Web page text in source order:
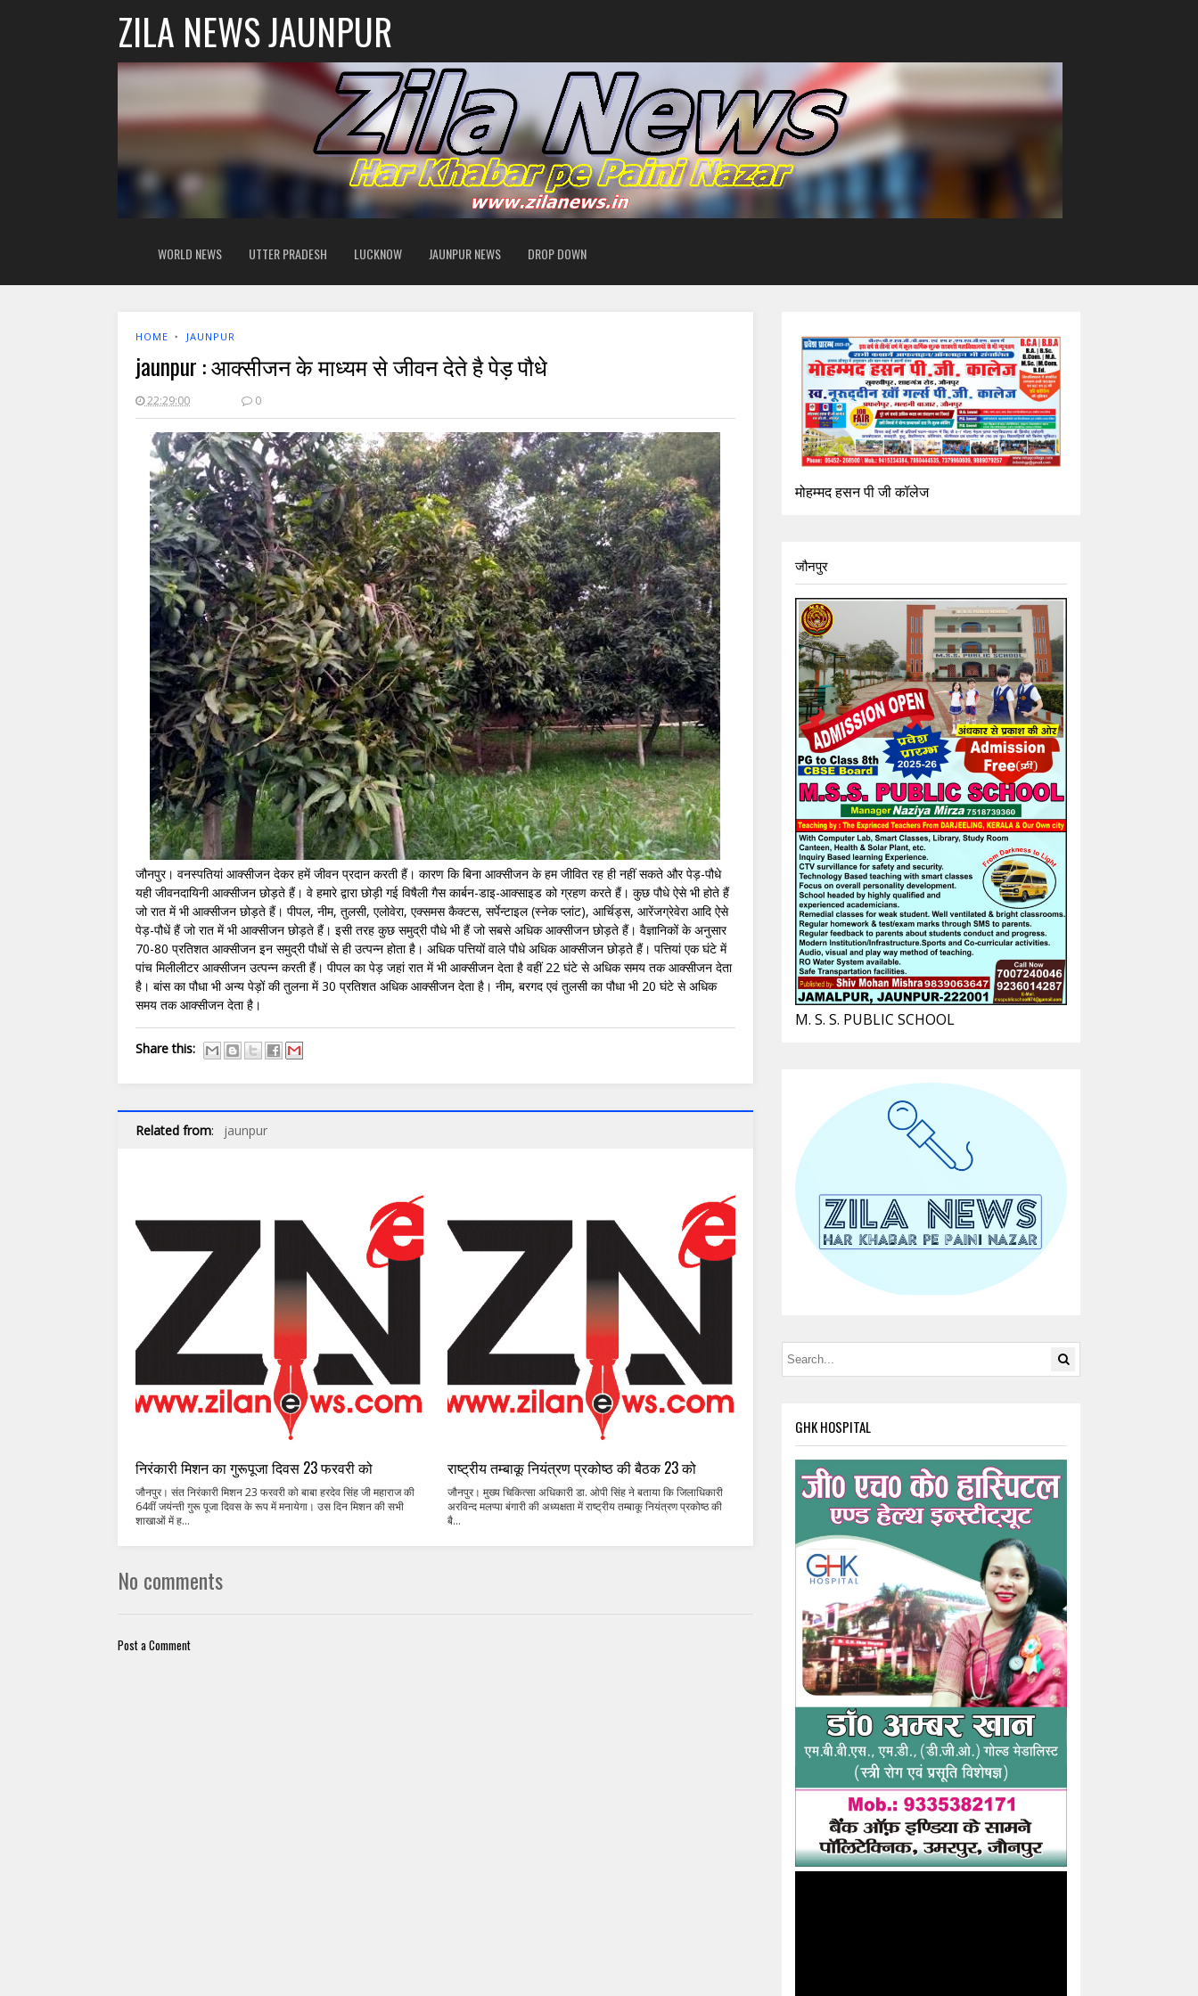
ZILA NEWS JAUNPUR
WORLD NEWS UTTER PRADESH LUCKNOW JAUNPUR NEWS DROP DOWN
HOME ‣ JAUNPUR
jaunpur : आक्सीजन के माध्यम से जीवन देते है पेड़ पौधे
22:29:00 0
जौनपुर। वनस्पतियां आक्सीजन देकर हमें जीवन प्रदान करती हैं। कारण कि बिना आक्सीजन के हम जीवित रह ही नहीं सकते और पेड़-पौधे
यही जीवनदायिनी आक्सीजन छोड़ते हैं। वे हमारे द्वारा छोड़ी गई विषैली गैस कार्बन-डाइ-आक्साइड को ग्रहण करते हैं। कुछ पौधे ऐसे भी होते हैं
जो रात में भी आक्सीजन छोड़ते हैं। पीपल, नीम, तुलसी, एलोवेरा, एक्समस कैक्टस, सर्पेन्टाइल (स्नेक प्लांट), आर्चिड्स, आरेंजग्रेवेरा आदि ऐसे
पेड़-पौधें हैं जो रात में भी आक्सीजन छोड़ते हैं। इसी तरह कुछ समुद्री पौधे भी हैं जो सबसे अधिक आक्सीजन छोड़ते हैं। वैज्ञानिकों के अनुसार
70-80 प्रतिशत आक्सीजन इन समुद्री पौधों से ही उत्पन्न होता है। अधिक पत्तियों वाले पौधे अधिक आक्सीजन छोड़ते हैं। पत्तियां एक घंटे में
पांच मिलीलीटर आक्सीजन उत्पन्न करती हैं। पीपल का पेड़ जहां रात में भी आक्सीजन देता है वहीं 22 घंटे से अधिक समय तक आक्सीजन देता
है। बांस का पौधा भी अन्य पेड़ों की तुलना में 30 प्रतिशत अधिक आक्सीजन देता है। नीम, बरगद एवं तुलसी का पौधा भी 20 घंटे से अधिक
समय तक आक्सीजन देता है।
Share this:
Related from: jaunpur
निरंकारी मिशन का गुरूपूजा दिवस 23 फरवरी को
जौनपुर। संत निरंकारी मिशन 23 फरवरी को बाबा हरदेव सिंह जी महाराज की
64वीं जयंन्ती गुरू पूजा दिवस के रूप में मनायेगा। उस दिन मिशन की सभी
शाखाओं में ह...
राष्ट्रीय तम्बाकू नियंत्रण प्रकोष्ठ की बैठक 23 को
जौनपुर। मुख्य चिकित्सा अधिकारी डा. ओपी सिंह ने बताया कि जिलाधिकारी
अरविन्द मलप्पा बंगारी की अध्यक्षता में राष्ट्रीय तम्बाकू नियंत्रण प्रकोष्ठ की
बै...
No comments
Post a Comment
मोहम्मद हसन पी जी कॉलेज
जौनपुर
M. S. S. PUBLIC SCHOOL
GHK HOSPITAL